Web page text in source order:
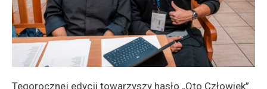
Tegorocznej edycji towarzyszy hasło „Oto Człowiek”.